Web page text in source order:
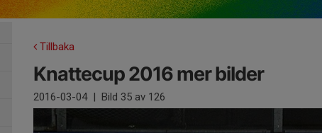
Tillbaka
Knattecup 2016 mer bilder
2016-03-04 | Bild 35 av 126